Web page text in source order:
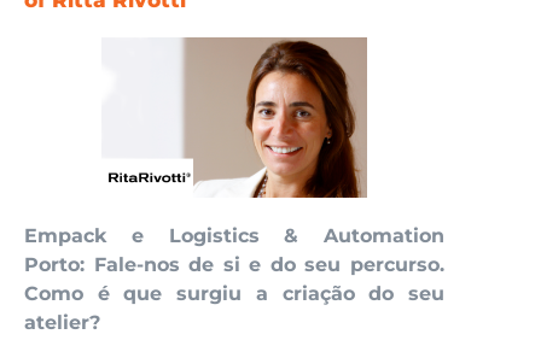
Empack e Logistics & Automation
Porto: Fale-nos de si e do seu percurso.
Como é que surgiu a criação do seu
atelier?